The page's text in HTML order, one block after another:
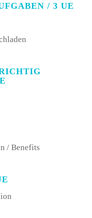
/ 3 UE
/ Benefits